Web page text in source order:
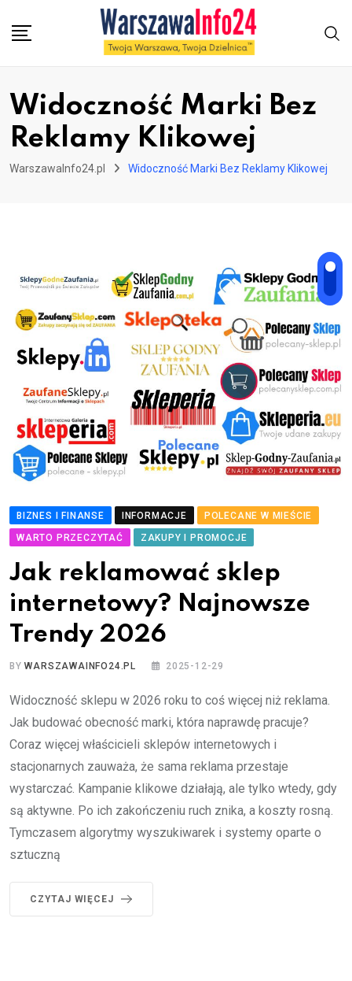
Widoczność Marki Bez
Reklamy Klikowej
WarszawaInfo24.pl Widoczność Marki Bez Reklamy Klikowej
BIZNES I FINANSE INFORMACJE
POLECANE W MIEŚCIE
WARTO PRZECZYTAĆ
ZAKUPY I PROMOCJE
Jak reklamować sklep
internetowy? Najnowsze
Trendy 2026
BYWARSZAWAINFO24.PL 2025-12-29
Widoczność sklepu w 2026 roku to coś więcej niż reklama.
Jak budować obecność marki, która naprawdę pracuje?
Coraz więcej właścicieli sklepów internetowych i
stacjonarnych zauważa, że sama reklama przestaje
wystarczać. Kampanie klikowe działają, ale tylko wtedy, gdy
są aktywne. Po ich zakończeniu ruch znika, a koszty rosną.
Tymczasem algorytmy wyszukiwarek i systemy oparte o
sztuczną
CZYTAJ WIĘCEJ